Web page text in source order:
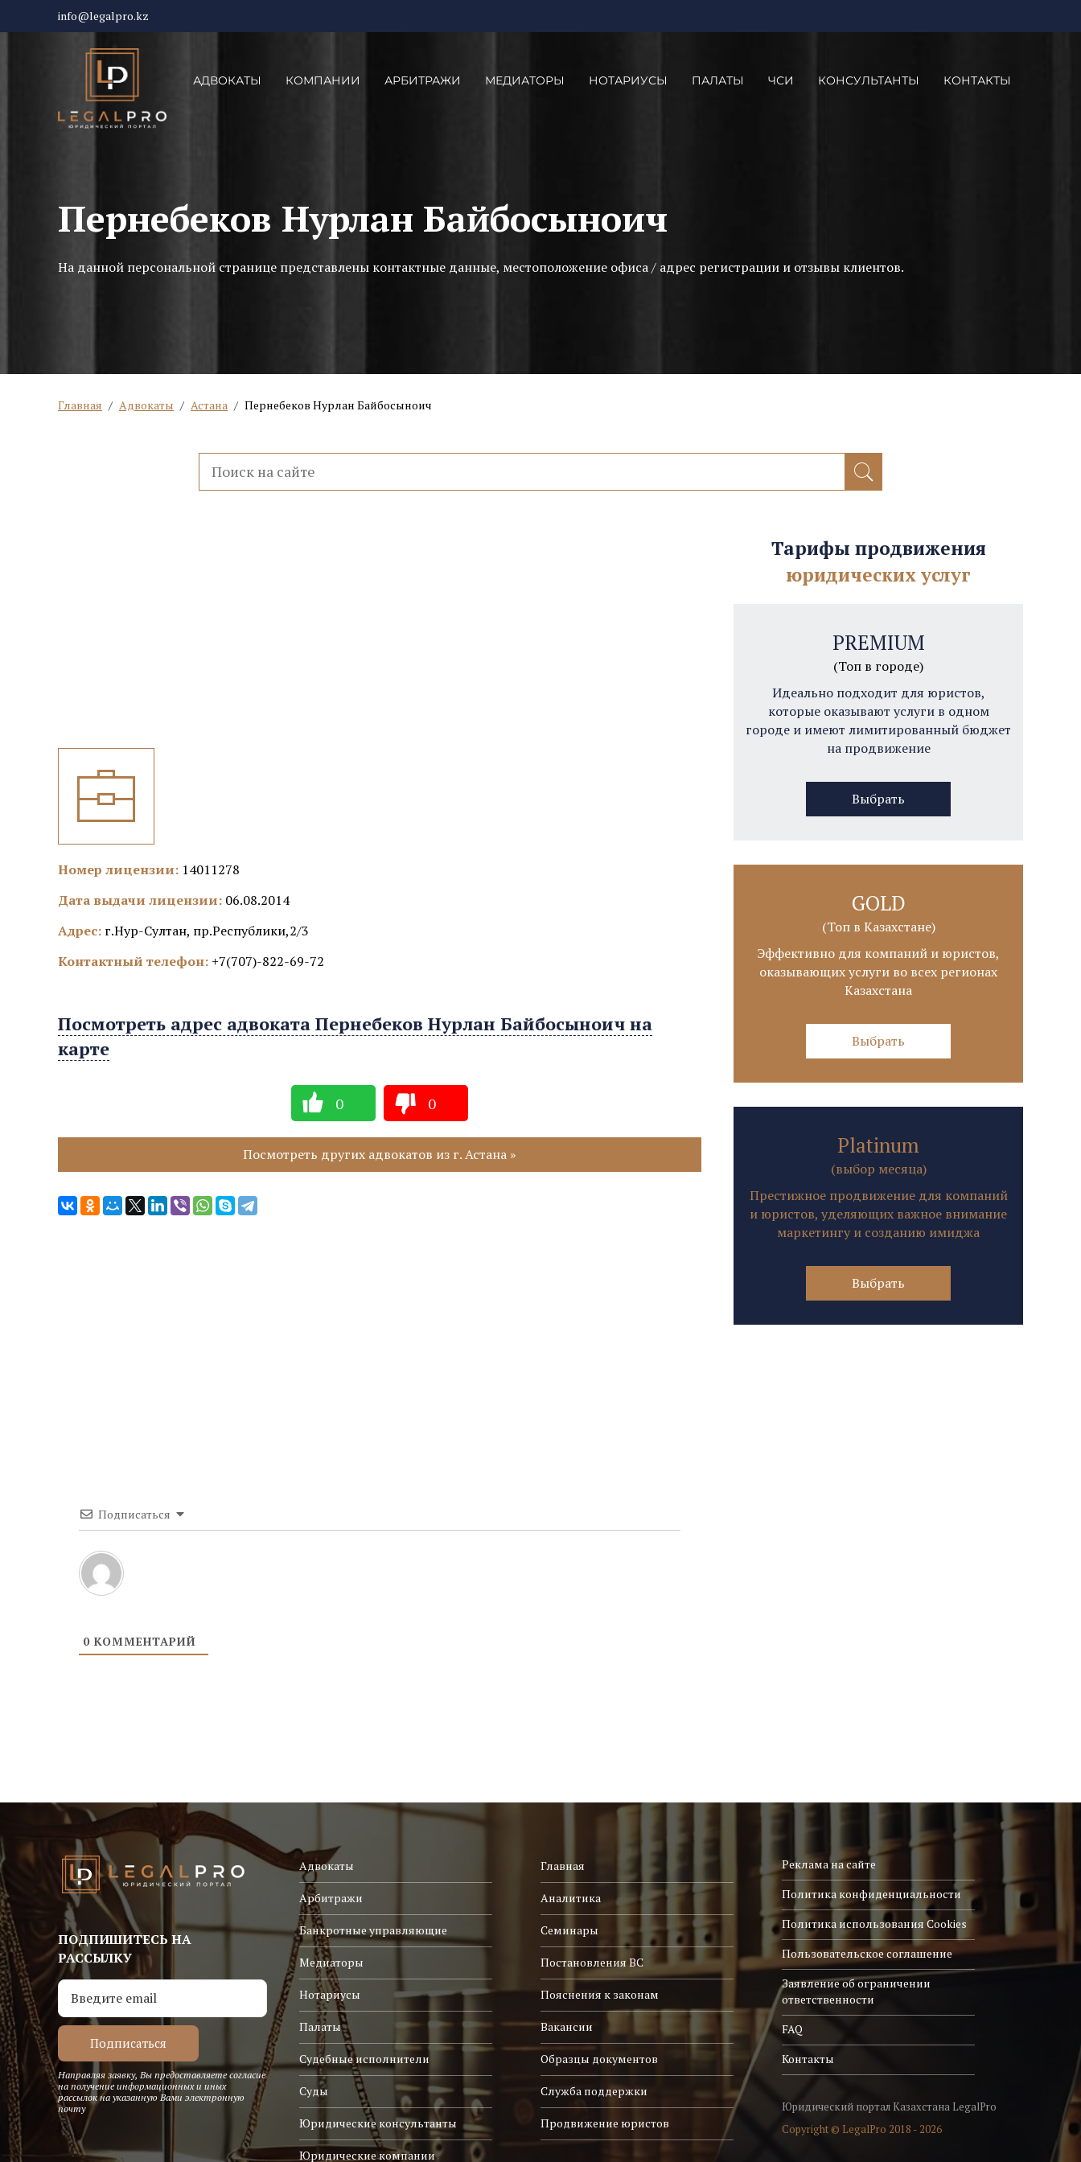
info@legalpro.kz
АДВОКАТЫ КОМПАНИИ АРБИТРАЖИ МЕДИАТОРЫ НОТАРИУСЫ ПАЛАТЫ ЧСИ КОНСУЛЬТАНТЫ КОНТАКТЫ
Пернебеков Нурлан Байбосыноич
На данной персональной странице представлены контактные данные, местоположение офиса / адрес регистрации и отзывы клиентов.
Главная / Адвокаты / Астана / Пернебеков Нурлан Байбосыноич
Номер лицензии: 14011278
Дата выдачи лицензии: 06.08.2014
Адрес: г.Нур-Султан, пр.Республики,2/3
Контактный телефон: +7(707)-822-69-72
Посмотреть адрес адвоката Пернебеков Нурлан Байбосыноич на
карте
0 0
Посмотреть других адвокатов из г. Астана »
Подписаться
0 КОММЕНТАРИЙ
Тарифы продвижения
юридических услуг
PREMIUM
(Топ в городе)
Идеально подходит для юристов,
которые оказывают услуги в одном
городе и имеют лимитированный бюджет
на продвижение
Выбрать
GOLD
(Топ в Казахстане)
Эффективно для компаний и юристов,
оказывающих услуги во всех регионах
Казахстана
Выбрать
Platinum
(выбор месяца)
Престижное продвижение для компаний
и юристов, уделяющих важное внимание
маркетингу и созданию имиджа
Выбрать
ПОДПИШИТЕСЬ НА
РАССЫЛКУ
Направляя заявку, Вы предоставляете согласие
на получение информационных и иных
рассылок на указанную Вами электронную
почту
Адвокаты
Арбитражи
Банкротные управляющие
Медиаторы
Нотариусы
Палаты
Судебные исполнители
Суды
Юридические консультанты
Юридические компании
Главная
Аналитика
Семинары
Постановления ВС
Пояснения к законам
Вакансии
Образцы документов
Служба поддержки
Продвижение юристов
Реклама на сайте
Политика конфиденциальности
Политика использования Cookies
Пользовательское соглашение
Заявление об ограничении
ответственности
FAQ
Контакты
Юридический портал Казахстана LegalPro
Copyright © LegalPro 2018 - 2026